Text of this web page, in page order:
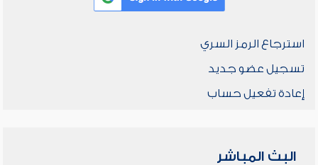
استرجاع الرمز السري
تسجيل عضو جديد
إعادة تفعيل حساب
البث المباشر